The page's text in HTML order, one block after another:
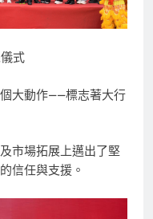
式
大動作——標志著大行
市場拓展上邁出了堅
信任與支援。